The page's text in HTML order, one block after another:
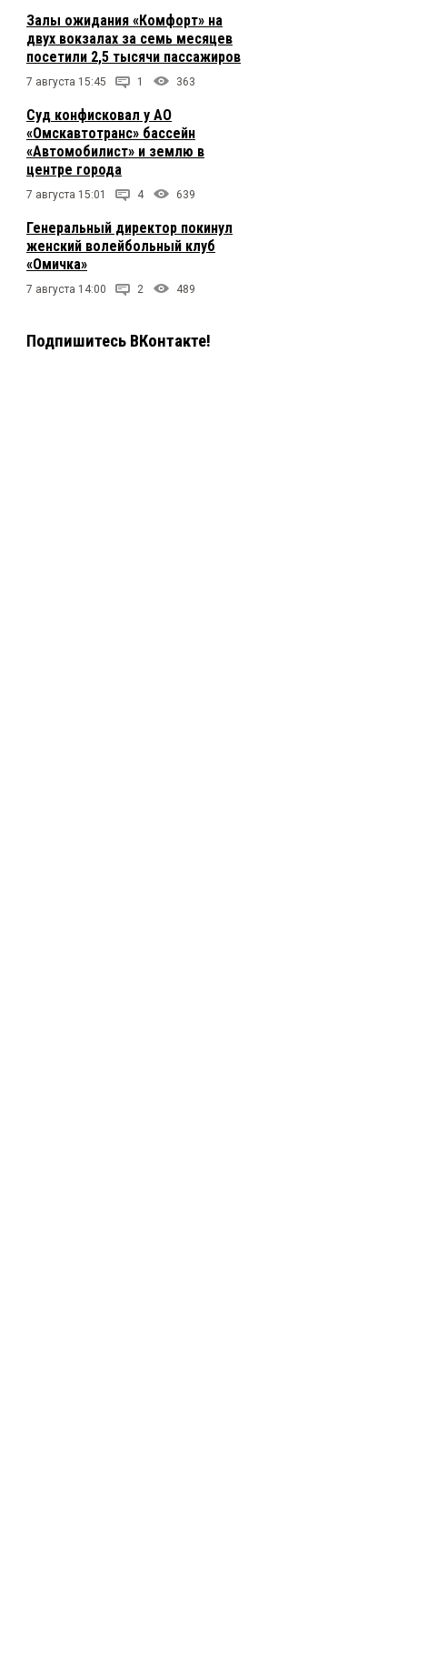
Залы ожидания «Комфорт» на
двух вокзалах за семь месяцев
посетили 2,5 тысячи пассажиров
7 августа 15:45 1 363
Суд конфисковал у АО
«Омскавтотранс» бассейн
«Автомобилист» и землю в
центре города
7 августа 15:01 4 639
Генеральный директор покинул
женский волейбольный клуб
«Омичка»
7 августа 14:00 2 489
Подпишитесь ВКонтакте!